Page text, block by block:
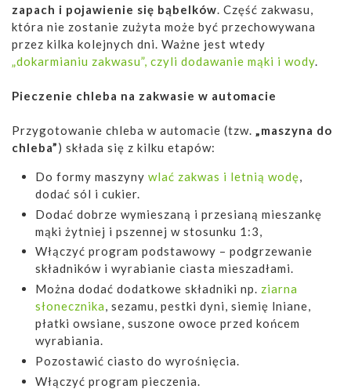
zapach i pojawienie się bąbelków. Część zakwasu,
która nie zostanie zużyta może być przechowywana
przez kilka kolejnych dni. Ważne jest wtedy
„dokarmianiu zakwasu”, czyli dodawanie mąki i wody.
Pieczenie chleba na zakwasie w automacie
Przygotowanie chleba w automacie (tzw. „maszyna do
chleba”) składa się z kilku etapów:
Do formy maszyny wlać zakwas i letnią wodę,
dodać sól i cukier.
Dodać dobrze wymieszaną i przesianą mieszankę
mąki żytniej i pszennej w stosunku 1:3,
Włączyć program podstawowy – podgrzewanie
składników i wyrabianie ciasta mieszadłami.
Można dodać dodatkowe składniki np. ziarna
słonecznika, sezamu, pestki dyni, siemię lniane,
płatki owsiane, suszone owoce przed końcem
wyrabiania.
Pozostawić ciasto do wyrośnięcia.
Włączyć program pieczenia.